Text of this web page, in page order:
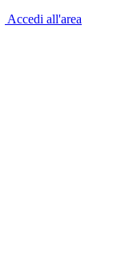
Accedi all'area